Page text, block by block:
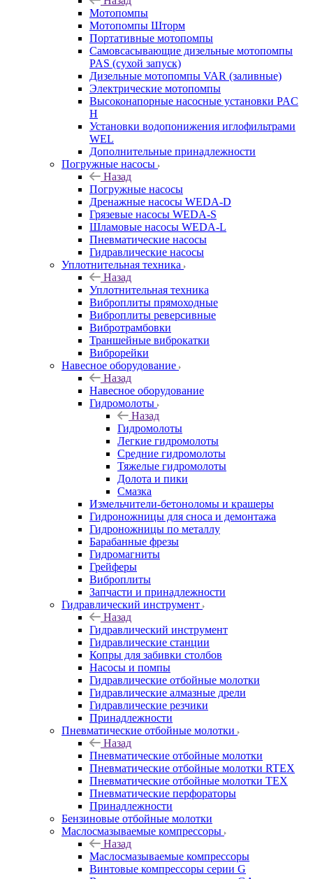
Мотопомпы
Мотопомпы Шторм
Портативные мотопомпы
Самовсасывающие дизельные мотопомпы
PAS (сухой запуск)
Дизельные мотопомпы VAR (заливные)
Электрические мотопомпы
Высоконапорные насосные установки PAC
H
Установки водопонижения иглофильтрами
WEL
Дополнительные принадлежности
Погружные насосы
Назад
Погружные насосы
Дренажные насосы WEDA-D
Грязевые насосы WEDA-S
Шламовые насосы WEDA-L
Пневматические насосы
Гидравлические насосы
Уплотнительная техника
Назад
Уплотнительная техника
Виброплиты прямоходные
Виброплиты реверсивные
Вибротрамбовки
Траншейные виброкатки
Виброрейки
Навесное оборудование
Назад
Навесное оборудование
Гидромолоты
Назад
Гидромолоты
Легкие гидромолоты
Средние гидромолоты
Тяжелые гидромолоты
Долота и пики
Смазка
Измельчители-бетоноломы и крашеры
Гидроножницы для сноса и демонтажа
Гидроножницы по металлу
Барабанные фрезы
Гидромагниты
Грейферы
Виброплиты
Запчасти и принадлежности
Гидравлический инструмент
Назад
Гидравлический инструмент
Гидравлические станции
Копры для забивки столбов
Насосы и помпы
Гидравлические отбойные молотки
Гидравлические алмазные дрели
Гидравлические резчики
Принадлежности
Пневматические отбойные молотки
Назад
Пневматические отбойные молотки
Пневматические отбойные молотки RTEX
Пневматические отбойные молотки TEX
Пневматические перфораторы
Принадлежности
Бензиновые отбойные молотки
Маслосмазываемые компрессоры
Назад
Маслосмазываемые компрессоры
Винтовые компрессоры серии G